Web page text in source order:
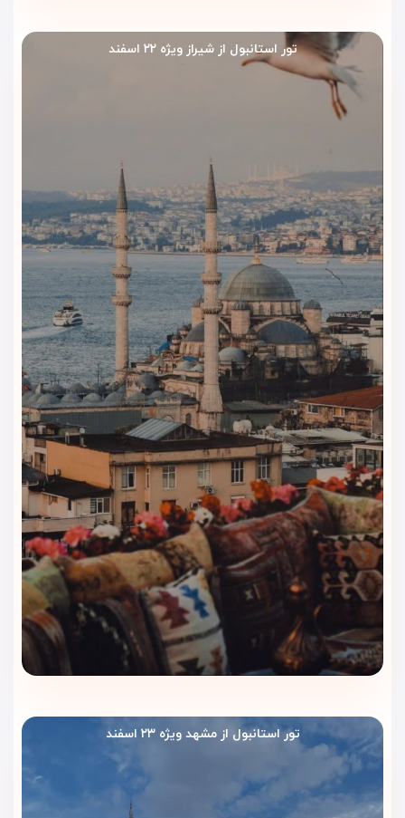
تور استانبول از شیراز ویژه ۲۲ اسفند
تور استانبول از مشهد ویژه ۲۳ اسفند